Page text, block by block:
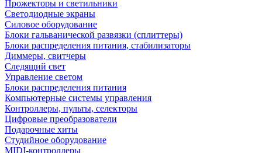
Прожекторы и светильники
Светодиодные экраны
Силовое оборудование
Блоки гальванической развязки (сплиттеры)
Блоки распределения питания, стабилизаторы
Диммеры, свитчеры
Следящий свет
Управление светом
Блоки распределения питания
Компьютерные системы управления
Контроллеры, пульты, селекторы
Цифровые преобразователи
Подарочные хиты
Студийное оборудование
MIDI-контроллеры